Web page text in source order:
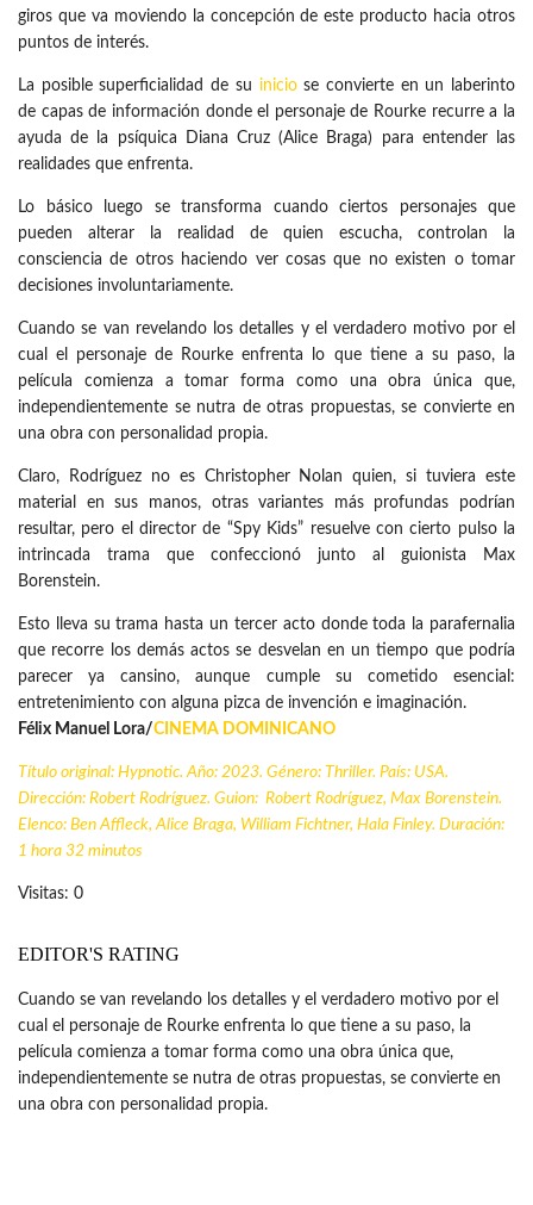
giros que va moviendo la concepción de este producto hacia otros
puntos de interés.
La posible superficialidad de su iniciose convierte en un laberinto
de capas de información donde el personaje de Rourke recurre a la
ayuda de la psíquica Diana Cruz (Alice Braga) para entender las
realidades que enfrenta.
Lo básico luego se transforma cuando ciertos personajes que
pueden alterar la realidad de quien escucha, controlan la
consciencia de otros haciendo ver cosas que no existen o tomar
decisiones involuntariamente.
Cuando se van revelando los detalles y el verdadero motivo por el
cual el personaje de Rourke enfrenta lo que tiene a su paso, la
película comienza a tomar forma como una obra única que,
independientemente se nutra de otras propuestas, se convierte en
una obra con personalidad propia.
Claro, Rodríguez no es Christopher Nolan quien, si tuviera este
material en sus manos, otras variantes más profundas podrían
resultar, pero el director de “Spy Kids” resuelve con cierto pulso la
intrincada trama que confeccionó junto al guionista Max
Borenstein.
Esto lleva su trama hasta un tercer acto donde toda la parafernalia
que recorre los demás actos se desvelan en un tiempo que podría
parecer ya cansino, aunque cumple su cometido esencial:
entretenimiento con alguna pizca de invención e imaginación.
Félix Manuel Lora/CINEMA DOMINICANO
Título original: Hypnotic. Año: 2023. Género: Thriller. País: USA.
Dirección: Robert Rodríguez. Guion: Robert Rodríguez, Max Borenstein.
Elenco: Ben Affleck, Alice Braga, William Fichtner, Hala Finley. Duración:
1 hora 32 minutos
Visitas: 0
EDITOR'S RATING
Cuando se van revelando los detalles y el verdadero motivo por el
cual el personaje de Rourke enfrenta lo que tiene a su paso, la
película comienza a tomar forma como una obra única que,
independientemente se nutra de otras propuestas, se convierte en
una obra con personalidad propia.